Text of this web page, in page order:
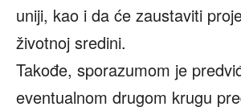
uniji, kao i da će zaustaviti
životnoj sredini.
Takođe, sporazumom je
eventualnom drugom krugu